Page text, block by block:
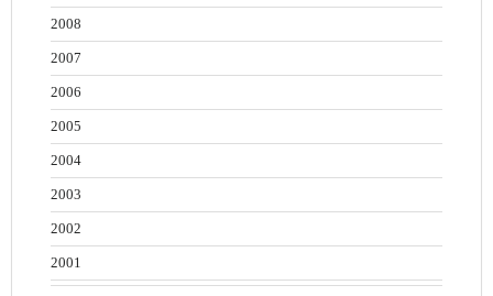
2008
2007
2006
2005
2004
2003
2002
2001